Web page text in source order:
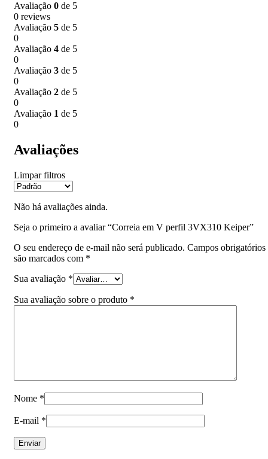
Avaliação 0 de 5
0 reviews
Avaliação 5 de 5
0
Avaliação 4 de 5
0
Avaliação 3 de 5
0
Avaliação 2 de 5
0
Avaliação 1 de 5
0
Avaliações
Limpar filtros
Não há avaliações ainda.
Seja o primeiro a avaliar “Correia em V perfil 3VX310 Keiper”
O seu endereço de e-mail não será publicado. Campos obrigatórios
são marcados com *
Sua avaliação *
Sua avaliação sobre o produto *
Nome *
E-mail *